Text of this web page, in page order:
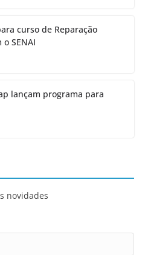
curso de Reparação
SENAI
lançam programa para
novidades